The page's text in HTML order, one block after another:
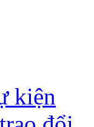
kiện